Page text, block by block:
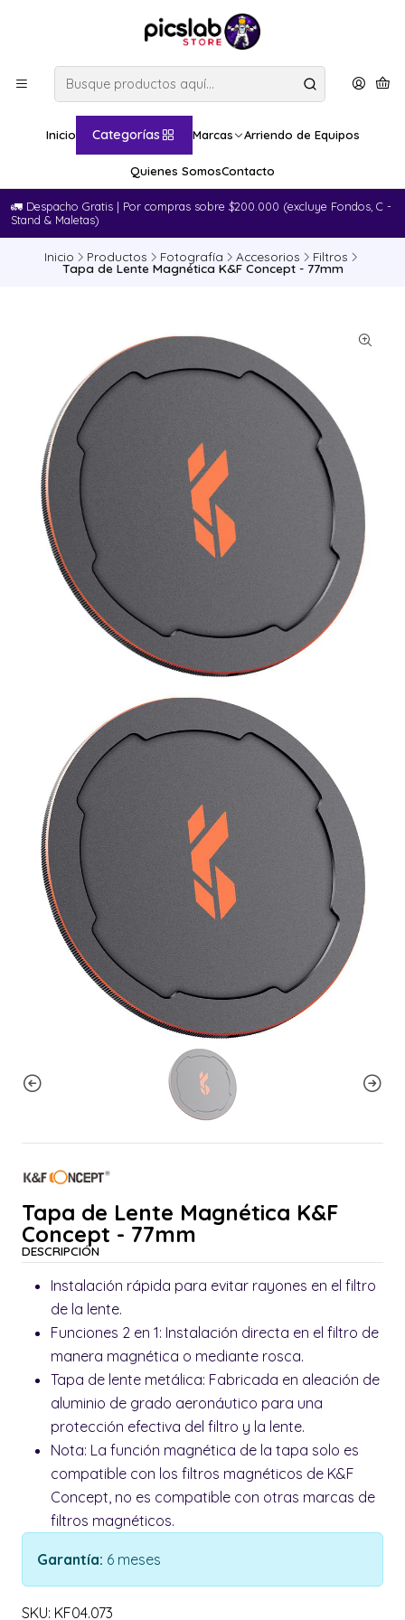
Inicio Categorías Marcas Arriendo de Equipos
Quienes SomosContacto
🚛​ Despacho Gratis | Por compras sobre $200.000 (excluye Fondos, C -
Stand & Maletas)
Inicio Productos Fotografía Accesorios Filtros
Tapa de Lente Magnética K&F Concept - 77mm
Tapa de Lente Magnética K&F
Concept - 77mm
DESCRIPCIÓN
Instalación rápida para evitar rayones en el filtro
de la lente.
Funciones 2 en 1: Instalación directa en el filtro de
manera magnética o mediante rosca.
Tapa de lente metálica: Fabricada en aleación de
aluminio de grado aeronáutico para una
protección efectiva del filtro y la lente.
Nota: La función magnética de la tapa solo es
compatible con los filtros magnéticos de K&F
Concept, no es compatible con otras marcas de
filtros magnéticos.
Garantía: 6 meses
SKU: KF04.073